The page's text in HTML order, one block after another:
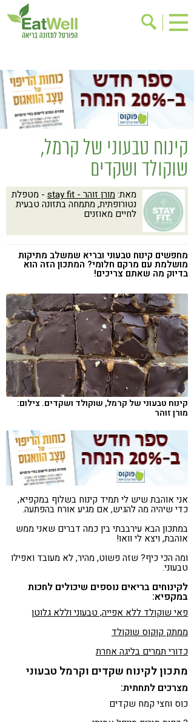
בישול בריא
אינדקס עסקים
ריפוי ומניעת מחלות
בריאות האישה
מתכוני בריאות
אירועים
שינוי תזונתי
גישות בתזונה
ניקוי רעלים
מזונות על
ילדים
תזונה וספורט
רגישות לגלוטן
טעים להכיר
קינוח טבעוני של קרמל,
שוקולד ושקדים
מאת: מורן זוהר - stay fit - מטפלת
נטורופתית, מתמחה בתזונה טבעית
לחיים מאוזנים
מחפשים קינוח טבעוני ובריא שמשלב מתיקות
מושלמת עם מרקם חלומי? המתכון הזה הוא
בדיוק מה שאתם צריכים!
קינוח טבעוני של קרמל, שוקולד ושקדים. צילום:
מורן זוהר
אני אוהבת שיש לי תמיד קינוח בשלוף במקפיא,
כדי שיהיה מה להגיש, אם מגיע אורח בהפתעה.
במתכון הבא עירבבתי בין כמה דברים שאני ממש
אוהבת, ויצא לי וואו!
ומה הכי כיף? שזה פשוט, מהיר, לא מעובד ואפילו
טבעוני.
לקינוחים בריאים נוספים שיכולים לחכות
במקפיא:
פאי שוקולד ללא אפייה, טבעוני וללא גלוטן
ממתק קוקוס שוקולד
כדורי תמרים בליגה אחרת
מתכון לקינוח שקדים וקרמל טבעוני
מצרכים לתחתית:
כוס וחצי קמח שקדים